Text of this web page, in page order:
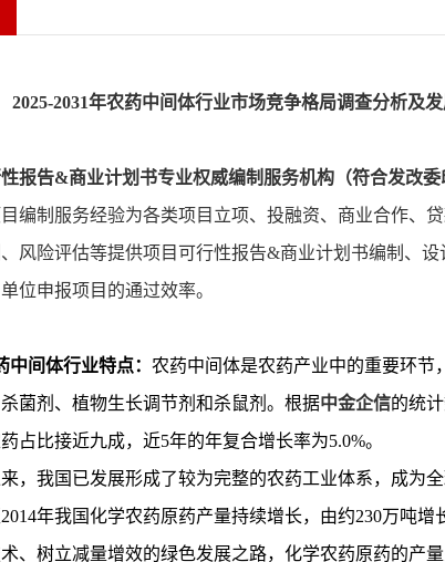
2025-2031年农药中间体行业市场竞争格局调查分析及
报告&商业计划书专业权威编制服务机构（符合发改
目编制服务经验为各类项目立项、投融资、商业合作、
风险评估等提供项目可行性报告&商业计划书编制、
位申报项目的通过效率。
中间体行业特点： 农药中间体是农药产业中的重要环节
菌剂、植物生长调节剂和杀鼠剂。根据中金企信的统计
占比接近九成，近5年的年复合增长率为5.0%。
，我国已发展形成了较为完整的农药工业体系，成为
年我国化学农药原药产量持续增长，由约230万吨
、树立减量增效的绿色发展之路，化学农药原药的产